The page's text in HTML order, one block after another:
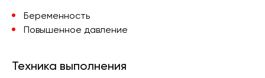
Беременность
Повышенное давление
Техника выполнения